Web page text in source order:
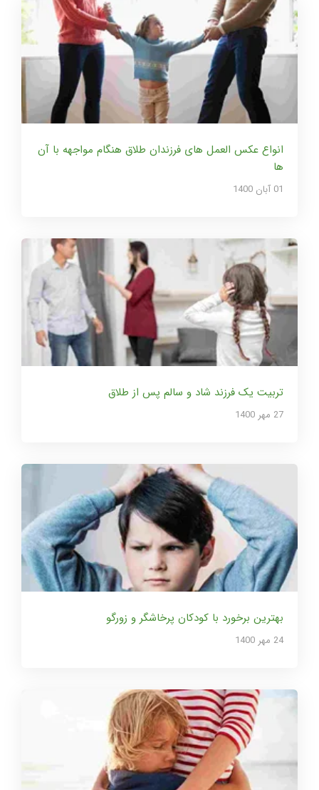
انواع عکس العمل های فرزندان طلاق هنگام مواجهه با آن
ها
01 آبان 1400
تربیت یک فرزند شاد و سالم پس از طلاق
27 مهر 1400
بهترین برخورد با کودکان پرخاشگر و زورگو
24 مهر 1400